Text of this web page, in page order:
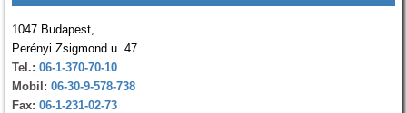
1047 Budapest,
Perényi Zsigmond u. 47.
Tel.: 06-1-370-70-10
Mobil: 06-30-9-578-738
Fax: 06-1-231-02-73